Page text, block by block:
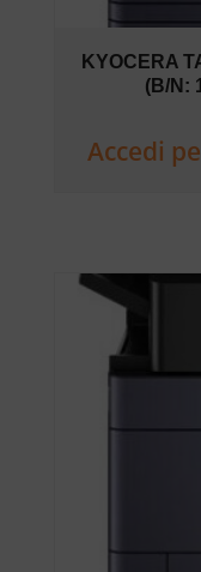
KYOCERA
(B/N:
Accedi